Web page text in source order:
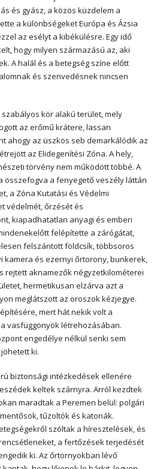
és gyász, a közös küzdelem a
a különbségeket Európa és Ázsia
az esélyt a kibékülésre. Egy idő
hogy milyen származású az, aki
A halál és a betegség színe előtt
és szenvedésnek nincsen
kör alakú terület, mely
az erőmű krátere, lassan
ahogy az üszkös seb demarkálódik az
az Elidegenítési Zóna. A hely,
törvény nem működött többé. A
összefogva a fenyegető veszély láttán
a Zóna Kutatási és Védelmi
védelmét, őrzését és
kiapadhatatlan anyagi és emberi
felépítette a zárógátat,
felszántott földcsík, többsoros
kamera és ezernyi őrtorony, bunkerek,
rejtett aknamezők négyzetkilométerei
hermetikusan elzárva azt a
meglátszott az oroszok kézjegye.
mert hát nekik volt a
vasfüggönyök létrehozásában.
engedélye nélkül senki sem
ki.
biztonsági intézkedések ellenére
keltek szárnyra. Arról kezdtek
maradtak a Peremen belül: polgári
tűzoltók és katonák.
szóltak a híresztelések, és
a fertőzések terjedését
ki. Az őrtornyokban lévő